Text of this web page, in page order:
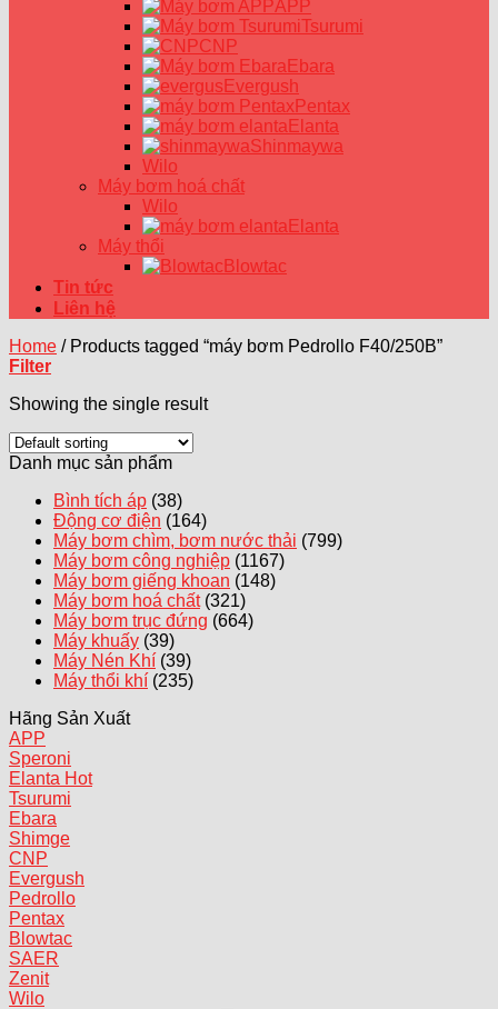
APP
Tsurumi
CNP
Ebara
Evergush
Pentax
Elanta
Shinmaywa
Wilo
Máy bơm hoá chất
Wilo
Elanta
Máy thổi
Blowtac
Tin tức
Liên hệ
Home /Products tagged “máy bơm Pedrollo F40/250B”
Filter
Showing the single result
Danh mục sản phẩm
Bình tích áp (38)
Động cơ điện (164)
Máy bơm chìm, bơm nước thải (799)
Máy bơm công nghiệp (1167)
Máy bơm giếng khoan (148)
Máy bơm hoá chất (321)
Máy bơm trục đứng (664)
Máy khuấy (39)
Máy Nén Khí (39)
Máy thổi khí (235)
Hãng Sản Xuất
APP
Speroni
Elanta
Tsurumi
Ebara
Shimge
CNP
Evergush
Pedrollo
Pentax
Blowtac
SAER
Zenit
Wilo